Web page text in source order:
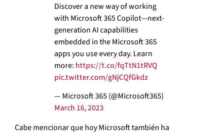
Discover a new way of working
with Microsoft 365 Copilot—next-
generation AI capabilities
embedded in the Microsoft 365
apps you use every day. Learn
more: https://t.co/fqTtN1tRVQ
pic.twitter.com/gNjCQfGkdz
— Microsoft 365 (@Microsoft365)
March 16, 2023
Cabe mencionar que hoy Microsoft también ha